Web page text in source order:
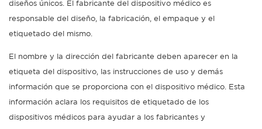
diseños únicos. El fabricante del dispositivo médico es
responsable del diseño, la fabricación, el empaque y el
etiquetado del mismo.
El nombre y la dirección del fabricante deben aparecer en la
etiqueta del dispositivo, las instrucciones de uso y demás
información que se proporciona con el dispositivo médico. Esta
información aclara los requisitos de etiquetado de los
dispositivos médicos para ayudar a los fabricantes y